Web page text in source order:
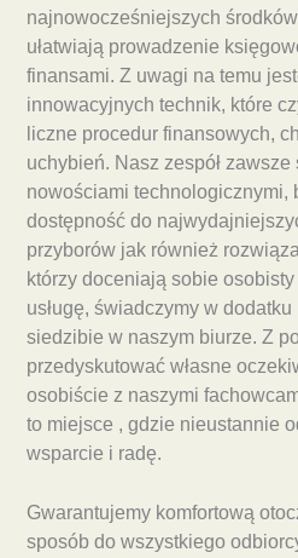
najnowocześniejszych
ułatwiają prowadzenie
finansami. Z uwagi na temu
innowacyjnych technik, które
liczne procedur finansowych,
uchybień. Nasz zespół
nowościami technologicznymi,
dostępność do
przyborów jak również
którzy doceniają sobie
usługę, świadczymy w
siedzibie w naszym biurze. Z
przedyskutować własne
osobiście z naszymi
to miejsce , gdzie nieustannie
wsparcie i radę.
Gwarantujemy komfortową
sposób do wszystkiego